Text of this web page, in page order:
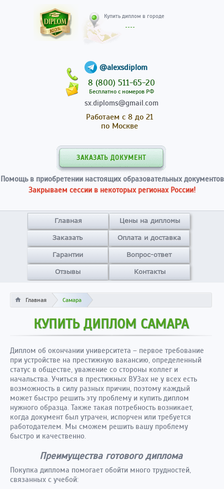
@alexsdiplom
8 (800) 511-65-20
Бесплатно с номеров РФ
sx.diploms@gmail.com
Работаем с 8 до 21
по Москве
ЗАКАЗАТЬ ДОКУМЕНТ
Помощь в приобретении настоящих образовательных документов
Закрываем сессии в некоторых регионах России!
Главная Цены на дипломы
Заказать Оплата и доставка
Гарантии Вопрос-ответ
Отзывы Контакты
Главная Самара
КУПИТЬ ДИПЛОМ САМАРА
Диплом об окончании университета – первое требование
при устройстве на престижную вакансию, определенный
статус в обществе, уважение со стороны коллег и
начальства. Учиться в престижных ВУЗах не у всех есть
возможность в силу разных причин, поэтому каждый
может быстро решить эту проблему и купить диплом
нужного образца. Также такая потребность возникает,
когда документ был утрачен, испорчен или требуется
работодателем. Мы сможем решить вашу проблему
быстро и качественно.
Преимущества готового диплома
Покупка диплома помогает обойти много трудностей,
связанных с учебой: